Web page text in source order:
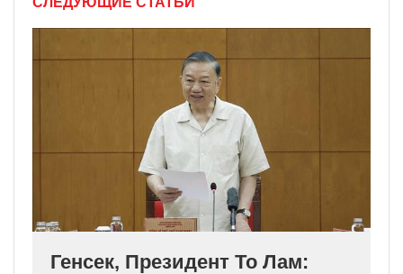
Генсек, Президент То Лам: